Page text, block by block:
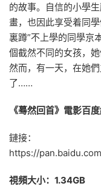
的故事。自信的小學
畫，也因此享受着同
裏蹲”不上學的同學京
個截然不同的女孩，
然而，有一天，在她
了……
《蓦然回首》電影百
鏈接：
https://
視頻大小：1.34GB